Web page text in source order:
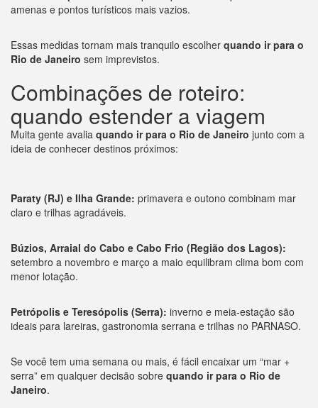
amenas e pontos turísticos mais vazios.
Essas medidas tornam mais tranquilo escolher quando ir para o
Rio de Janeiro sem imprevistos.
Combinações de roteiro:
quando estender a viagem
Muita gente avalia quando ir para o Rio de Janeiro junto com a
ideia de conhecer destinos próximos:
Paraty (RJ) e Ilha Grande: primavera e outono combinam mar
claro e trilhas agradáveis.
Búzios, Arraial do Cabo e Cabo Frio (Região dos Lagos):
setembro a novembro e março a maio equilibram clima bom com
menor lotação.
Petrópolis e Teresópolis (Serra): inverno e meia-estação são
ideais para lareiras, gastronomia serrana e trilhas no PARNASO.
Se você tem uma semana ou mais, é fácil encaixar um “mar +
serra” em qualquer decisão sobre quando ir para o Rio de
Janeiro.